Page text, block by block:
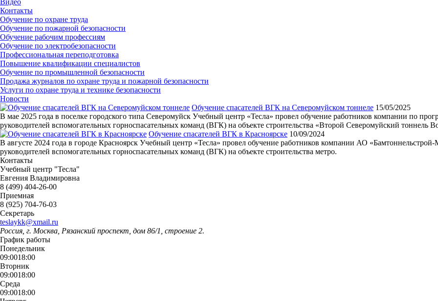
Видео
Контакты
Обучение по охране труда
Обучение по пожарной безопасности
Обучение рабочим профессиям
Обучение по электробезопасности
Профессиональная переподготовка
Повышение квалификации специалистов
Обучение по промышленной безопасности
Продажа журналов по охране труда и пожарной безопасности
Услуги по охране труда и технике безопасности
Новости
Обучение спасателей ВГК на Северомуйском тоннеле 15/05/2025
В мае 2025 года в поселке городского типа Северомуйск Учебный центр «Тесла» провел обучение работников компании по
руководителей вспомогательных горноспасательных команд (ВГК) на объекте строительства «Второй Северомуйский тоннель
Обучение спасателей ВГК в Красноярске 10/09/2024
В августе 2024 года в городе Красноярск Учебный центр «Тесла» провел обучение работников компании АО
руководителей вспомогательных горноспасательных команд (ВГК) на объекте строительства метро.
Контакты
Учебный центр "Тесла"
Евгения Владимировна
8 (499) 404-26-00
Приемная
8 (925) 704-76-03
Секретарь
teslaykk@xmail.ru
Россия, г. Москва, Рязанский проспект, дом 86/1, строение 2.
График работы
Понедельник
09:0018:00
Вторник
09:0018:00
Среда
09:0018:00